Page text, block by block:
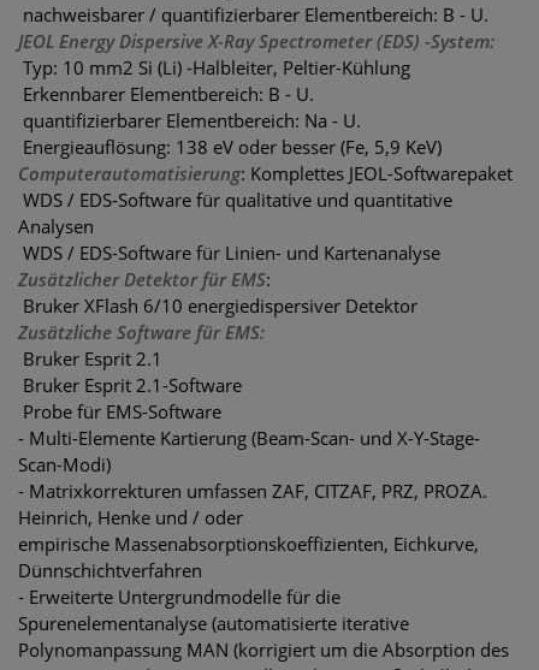
 nachweisbarer / quantifizierbarer Elementbereich: B - U.
JEOL Energy Dispersive X-Ray Spectrometer (EDS) -System:
 Typ: 10 mm2 Si (Li) -Halbleiter, Peltier-Kühlung
 Erkennbarer Elementbereich: B - U.
 quantifizierbarer Elementbereich: Na - U.
 Energieauflösung: 138 eV oder besser (Fe, 5,9 KeV)
Computerautomatisierung: Komplettes JEOL-Softwarepaket
 WDS / EDS-Software für qualitative und quantitative
Analysen
 WDS / EDS-Software für Linien- und Kartenanalyse
Zusätzlicher Detektor für EMS:
 Bruker XFlash 6/10 energiedispersiver Detektor
Zusätzliche Software für EMS:
 Bruker Esprit 2.1
 Bruker Esprit 2.1-Software
 Probe für EMS-Software
- Multi-Elemente Kartierung (Beam-Scan- und X-Y-Stage-
Scan-Modi)
- Matrixkorrekturen umfassen ZAF, CITZAF, PRZ, PROZA.
Heinrich, Henke und / oder
empirische Massenabsorptionskoeffizienten, Eichkurve,
Dünnschichtverfahren
- Erweiterte Untergrundmodelle für die
Spurenelementanalyse (automatisierte iterative
Polynomanpassung MAN (korrigiert um die Absorption des